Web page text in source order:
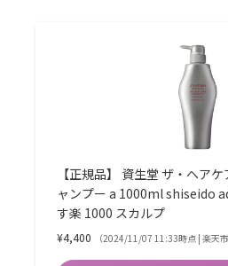
【正規品】 資生堂 ザ・ヘア
ャンプー a 1000ml shiseido
す楽 1000 スカルプ
¥4,400 （2024/11/07 11:33時点 | 楽天市